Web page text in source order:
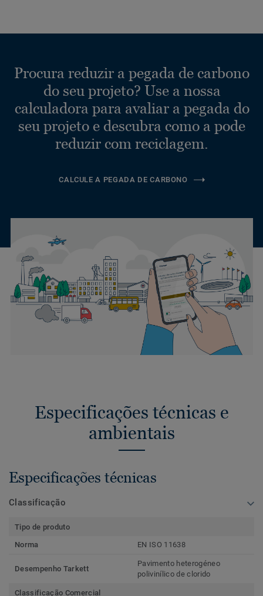
Procura reduzir a pegada de carbono
do seu projeto? Use a nossa
calculadora para avaliar a pegada do
seu projeto e descubra como a pode
reduzir com reciclagem.
CALCULE A PEGADA DE CARBONO
Especificações técnicas e
ambientais
Especificações técnicas
Classificação
Tipo de produto
Norma
EN ISO 11638
Desempenho Tarkett
Pavimento heterogéneo
polivinílico de clorido
Classificação Comercial